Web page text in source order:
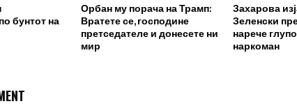
бунтот на
Орбан му порача на Трамп:
Вратете се, господине
претседателе и донесете ни
мир
Захарова
Зеленски
нарече
наркоман